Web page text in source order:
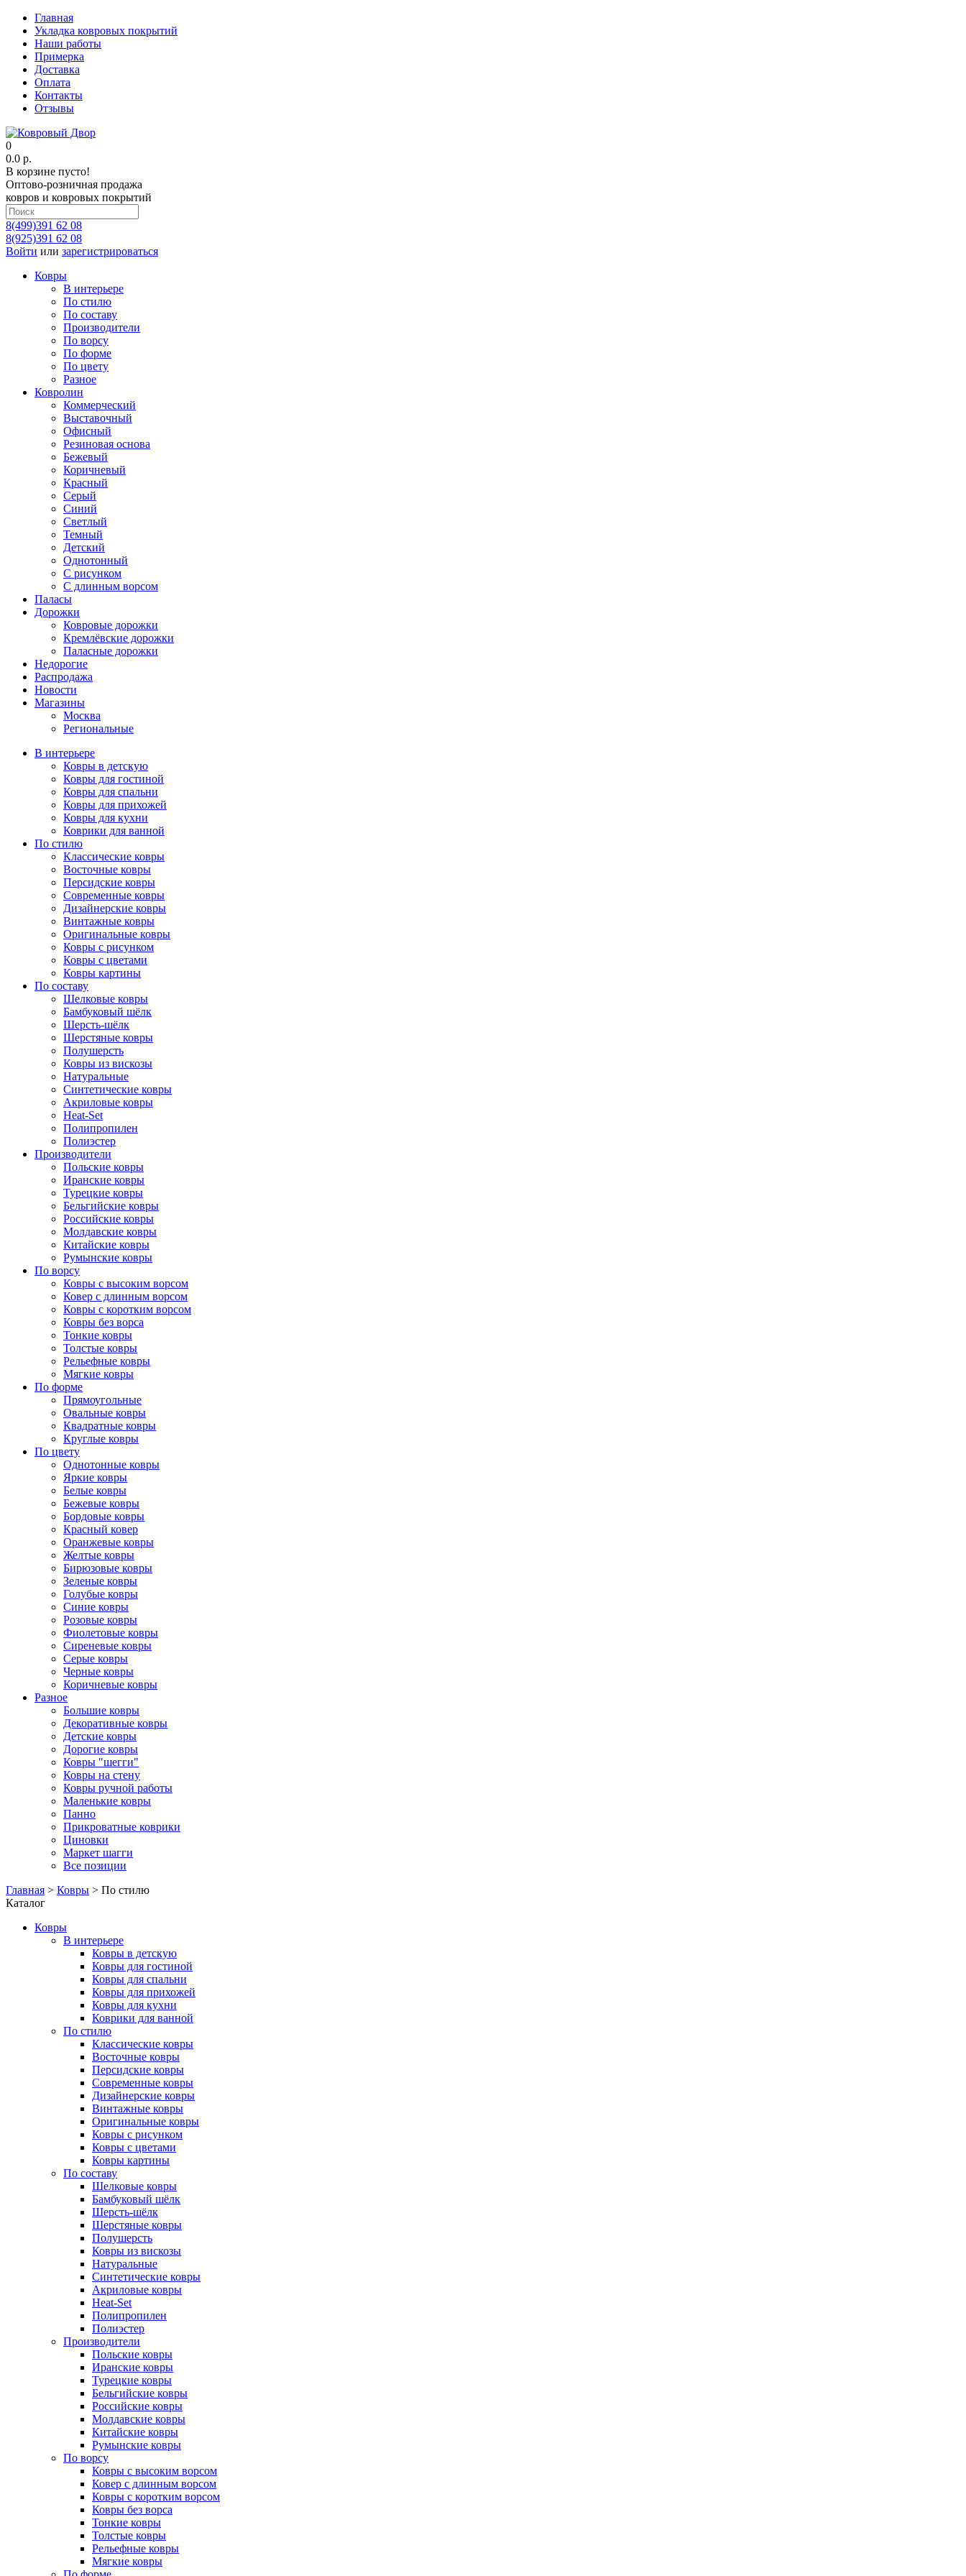
Главная
Укладка ковровых покрытий
Наши работы
Примерка
Доставка
Оплата
Контакты
Отзывы
0
0.0 р.
В корзине пусто!
Оптово-розничная продажа
ковров и ковровых покрытий
8(499)391 62 08
8(925)391 62 08
Войти или зарегистрироваться
Ковры
В интерьере
По стилю
По составу
Производители
По ворсу
По форме
По цвету
Разное
Ковролин
Коммерческий
Выставочный
Офисный
Резиновая основа
Бежевый
Коричневый
Красный
Серый
Синий
Светлый
Темный
Детский
Однотонный
С рисунком
С длинным ворсом
Паласы
Дорожки
Ковровые дорожки
Кремлёвские дорожки
Паласные дорожки
Недорогие
Распродажа
Новости
Магазины
Москва
Региональные
В интерьере
Ковры в детскую
Ковры для гостиной
Ковры для спальни
Ковры для прихожей
Ковры для кухни
Коврики для ванной
По стилю
Классические ковры
Восточные ковры
Персидские ковры
Современные ковры
Дизайнерские ковры
Винтажные ковры
Оригинальные ковры
Ковры с рисунком
Ковры с цветами
Ковры картины
По составу
Шелковые ковры
Бамбуковый шёлк
Шерсть-шёлк
Шерстяные ковры
Полушерсть
Ковры из вискозы
Натуральные
Синтетические ковры
Акриловые ковры
Heat-Set
Полипропилен
Полиэстер
Производители
Польские ковры
Иранские ковры
Турецкие ковры
Бельгийские ковры
Российские ковры
Молдавские ковры
Китайские ковры
Румынские ковры
По ворсу
Ковры с высоким ворсом
Ковер с длинным ворсом
Ковры с коротким ворсом
Ковры без ворса
Тонкие ковры
Толстые ковры
Рельефные ковры
Мягкие ковры
По форме
Прямоугольные
Овальные ковры
Квадратные ковры
Круглые ковры
По цвету
Однотонные ковры
Яркие ковры
Белые ковры
Бежевые ковры
Бордовые ковры
Красный ковер
Оранжевые ковры
Желтые ковры
Бирюзовые ковры
Зеленые ковры
Голубые ковры
Синие ковры
Розовые ковры
Фиолетовые ковры
Сиреневые ковры
Серые ковры
Черные ковры
Коричневые ковры
Разное
Большие ковры
Декоративные ковры
Детские ковры
Дорогие ковры
Ковры "шегги"
Ковры на стену
Ковры ручной работы
Маленькие ковры
Панно
Прикроватные коврики
Циновки
Маркет шагги
Все позиции
Главная > Ковры > По стилю
Каталог
Ковры
В интерьере
Ковры в детскую
Ковры для гостиной
Ковры для спальни
Ковры для прихожей
Ковры для кухни
Коврики для ванной
По стилю
Классические ковры
Восточные ковры
Персидские ковры
Современные ковры
Дизайнерские ковры
Винтажные ковры
Оригинальные ковры
Ковры с рисунком
Ковры с цветами
Ковры картины
По составу
Шелковые ковры
Бамбуковый шёлк
Шерсть-шёлк
Шерстяные ковры
Полушерсть
Ковры из вискозы
Натуральные
Синтетические ковры
Акриловые ковры
Heat-Set
Полипропилен
Полиэстер
Производители
Польские ковры
Иранские ковры
Турецкие ковры
Бельгийские ковры
Российские ковры
Молдавские ковры
Китайские ковры
Румынские ковры
По ворсу
Ковры с высоким ворсом
Ковер с длинным ворсом
Ковры с коротким ворсом
Ковры без ворса
Тонкие ковры
Толстые ковры
Рельефные ковры
Мягкие ковры